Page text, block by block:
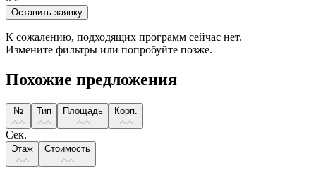
Оставить заявку
К сожалению, подходящих программ сейчас нет.
Измените фильтры или попробуйте позже.
Похожие предложения
№ Тип Площадь Корп.
Сек.
Этаж Стоимость